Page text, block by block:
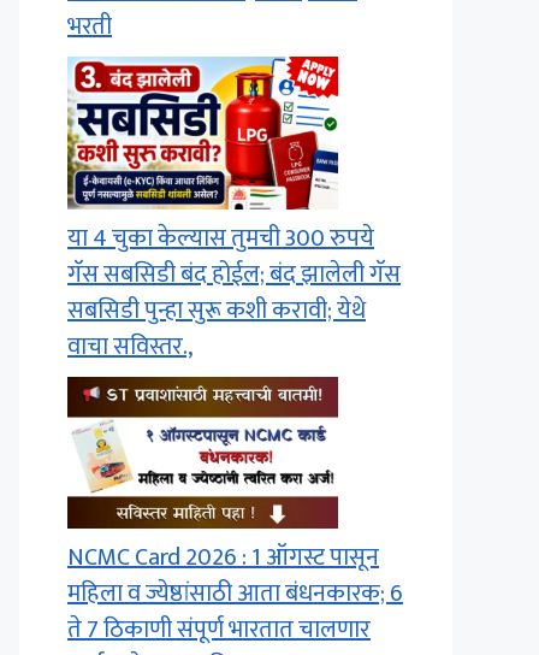
भरती
या 4 चुका केल्यास तुमची 300 रुपये
गॅस सबसिडी बंद होईल; बंद झालेली गॅस
सबसिडी पुन्हा सुरू कशी करावी; येथे
वाचा सविस्तर.,
NCMC Card 2026 : 1 ऑगस्ट पासून
महिला व ज्येष्ठांसाठी आता बंधनकारक; 6
ते 7 ठिकाणी संपूर्ण भारतात चालणार